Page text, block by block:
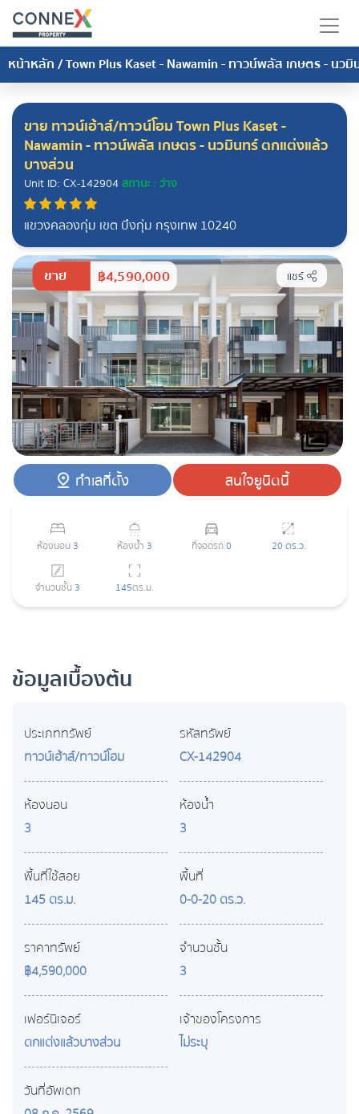
หน้าหลัก/Town Plus Kaset - Nawamin - ทาวน์พลัส เกษตร - นวมิ
ขาย ทาวน์เฮ้าส์/ทาวน์โฮม Town Plus Kaset -
Nawamin - ทาวน์พลัส เกษตร - นวมินทร์ ตกแต่งแล้ว
บางส่วน
Unit ID: CX-142904สถานะ : ว่าง
แขวงคลองกุ่ม เขต บึงกุ่ม กรุงเทพ 10240
ขาย ฿4,590,000 แชร์
ทำเลที่ตั้ง สนใจยูนิตนี้
ห้องนอน 3 ห้องน้ำ 3 ที่จอดรถ0 20 ตร.ว.
จำนวนชั้น 3 145ตร.ม.
ข้อมูลเบื้องต้น
ประเภททรัพย์
ทาวน์เฮ้าส์/ทาวน์โฮม
ห้องนอน
3
พื้นที่ใช้สอย
145 ตร.ม.
ราคาทรัพย์
฿4,590,000
เฟอร์นิเจอร์
ตกแต่งแล้วบางส่วน
วันที่อัพเดท
รหัสทรัพย์
CX-142904
ห้องน้ำ
3
พื้นที่
0-0-20 ตร.ว.
จำนวนชั้น
3
เจ้าของโครงการ
ไม่ระบุ